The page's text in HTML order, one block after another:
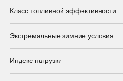
Класс топливной эффективности
Экстремальные зимние условия
Индекс нагрузки